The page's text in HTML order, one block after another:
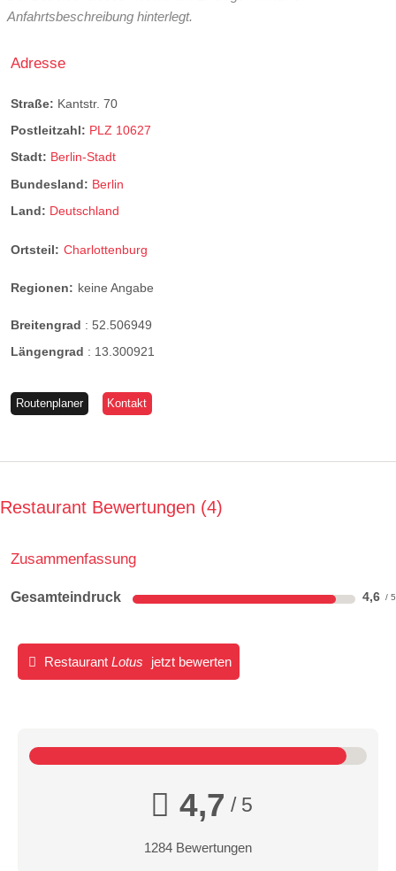
Anfahrtsbeschreibung hinterlegt.
Adresse
Straße: Kantstr. 70
Postleitzahl: PLZ 10627
Stadt: Berlin-Stadt
Bundesland: Berlin
Land: Deutschland
Ortsteil: Charlottenburg
Regionen: keine Angabe
Breitengrad : 52.506949
Längengrad : 13.300921
Routenplaner Kontakt
Restaurant Bewertungen 4
Zusammenfassung
Gesamteindruck 4,6
Restaurant Lotus jetzt bewerten
4,7 / 5
1284 Bewertungen